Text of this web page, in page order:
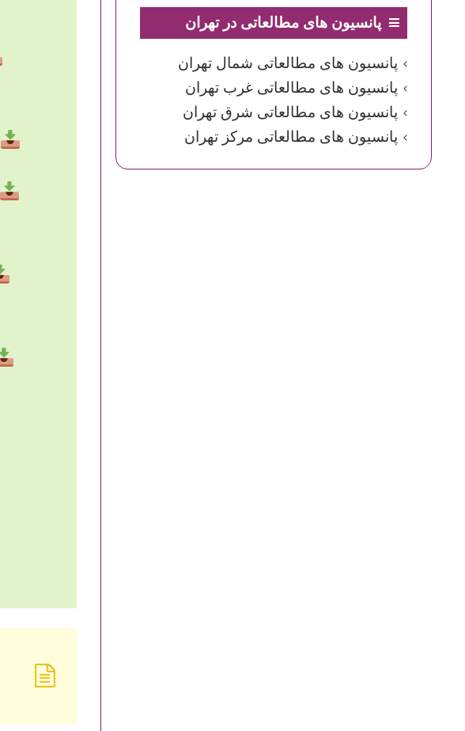
پانسیون های مطالعاتی در تهران
پانسیون های مطالعاتی شمال تهران
پانسیون های مطالعاتی غرب تهران
پانسیون های مطالعاتی شرق تهران
پانسیون های مطالعاتی مرکز تهران